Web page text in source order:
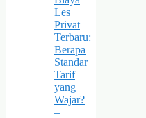
Les
Privat
Terbaru:
Berapa
Standar
Tarif
yang
Wajar?
–